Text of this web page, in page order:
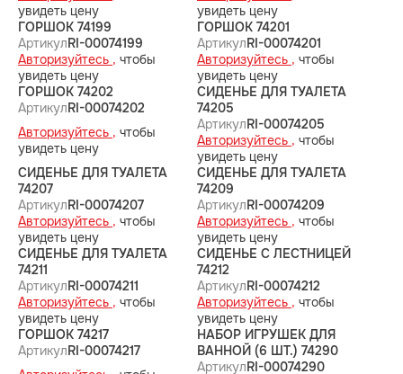
увидеть цену
увидеть цену
ГОРШОК 74199
АртикулRI-00074199
Авторизуйтесь , чтобы
увидеть цену
ГОРШОК 74201
АртикулRI-00074201
Авторизуйтесь , чтобы
увидеть цену
ГОРШОК 74202
АртикулRI-00074202
Авторизуйтесь , чтобы
увидеть цену
СИДЕНЬЕ ДЛЯ ТУАЛЕТА
74205
АртикулRI-00074205
Авторизуйтесь , чтобы
увидеть цену
СИДЕНЬЕ ДЛЯ ТУАЛЕТА
74207
АртикулRI-00074207
Авторизуйтесь , чтобы
увидеть цену
СИДЕНЬЕ ДЛЯ ТУАЛЕТА
74209
АртикулRI-00074209
Авторизуйтесь , чтобы
увидеть цену
СИДЕНЬЕ ДЛЯ ТУАЛЕТА
74211
АртикулRI-00074211
Авторизуйтесь , чтобы
увидеть цену
СИДЕНЬЕ С ЛЕСТНИЦЕЙ
74212
АртикулRI-00074212
Авторизуйтесь , чтобы
увидеть цену
ГОРШОК 74217
АртикулRI-00074217
НАБОР ИГРУШЕК ДЛЯ
ВАННОЙ (6 ШТ.) 74290
АртикулRI-00074290